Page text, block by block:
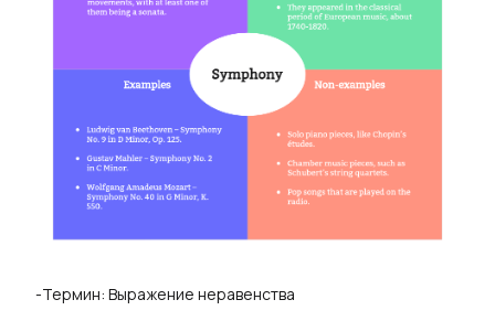
-Термин: Выражение неравенства